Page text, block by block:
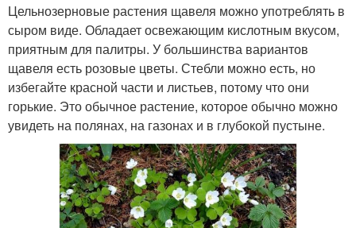
Цельнозерновые растения щавеля можно употреблять в
сыром виде. Обладает освежающим кислотным вкусом,
приятным для палитры. У большинства вариантов
щавеля есть розовые цветы. Стебли можно есть, но
избегайте красной части и листьев, потому что они
горькие. Это обычное растение, которое обычно можно
увидеть на полянах, на газонах и в глубокой пустыне.